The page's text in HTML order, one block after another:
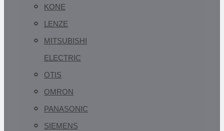
KONE
LENZE
MITSUBISHI
ELECTRIC
OTIS
OMRON
PANASONIC
SIEMENS